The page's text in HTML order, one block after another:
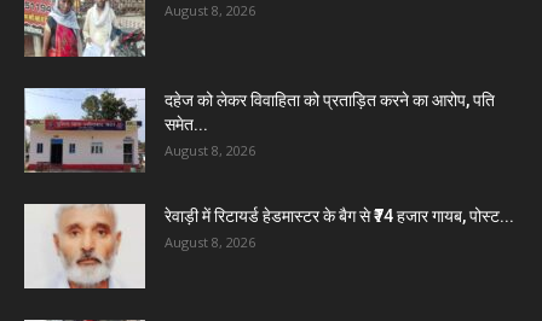
August 8, 2026
दहेज को लेकर विवाहिता को प्रताड़ित करने का आरोप, पति
समेत...
August 8, 2026
रेवाड़ी में रिटायर्ड हेडमास्टर के बैग से ₹74 हजार गायब, पोस्ट...
August 8, 2026